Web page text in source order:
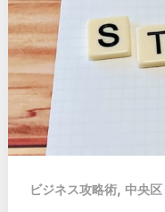
ビジネス攻略術, 中央区